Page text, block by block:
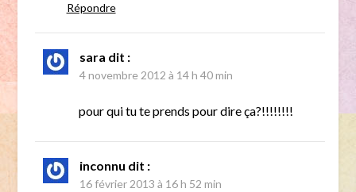
Répondre
sara dit :
4 novembre 2012 à 14 h 40 min
pour qui tu te prends pour dire ça?!!!!!!!!
inconnu dit :
16 février 2013 à 16 h 52 min